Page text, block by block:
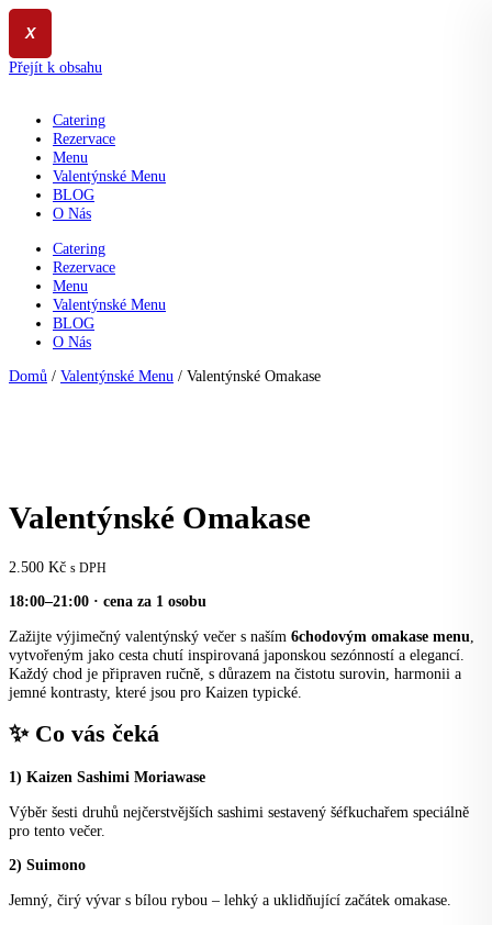
X
Přejít k obsahu
Catering
Rezervace
Menu
Valentýnské Menu
BLOG
O Nás
Catering
Rezervace
Menu
Valentýnské Menu
BLOG
O Nás
Domů / Valentýnské Menu / Valentýnské Omakase
Valentýnské Omakase
2.500 Kč s DPH
18:00–21:00 · cena za 1 osobu
Zažijte výjimečný valentýnský večer s naším 6chodovým omakase menu
vytvořeným jako cesta chutí inspirovaná japonskou sezónností a elegancí.
Každý chod je připraven ručně, s důrazem na čistotu surovin, harmonii a
jemné kontrasty, které jsou pro Kaizen typické.
✨ Co vás čeká
1) Kaizen Sashimi Moriawase
Výběr šesti druhů nejčerstvějších sashimi sestavený šéfkuchařem speciálně
pro tento večer.
2) Suimono
Jemný, čirý vývar s bílou rybou – lehký a uklidňující začátek omakase.